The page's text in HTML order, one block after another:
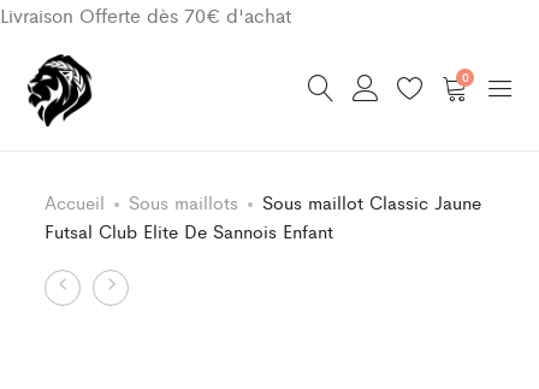
Livraison Offerte dès 70€ d'achat
0
Accueil Sous maillots
Sous maillot Classic Jaune
Futsal Club Elite De Sannois Enfant
Product
Haut
Sous